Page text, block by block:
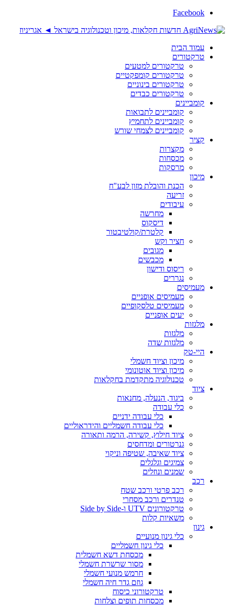
Facebook
עמוד הבית
טרקטורים
טרקטורים למטעים
טרקטורים קומפקטיים
טרקטורים בינוניים
טרקטורים כבדים
קומביינים
קומביינים לתבואות
קומביינים לתחמיץ
קומביינים לצמחי שורש
קציר
מקצרות
מכסחות
מרסקות
מיכון
הכנת והובלת מזון לבע"ח
זריעה
עיבודים
מחרשה
דיסקוס
קלטרת/קולטיבטור
חציר וקש
מגובים
מכבשים
ריסוס ודישון
נגררים
מעמיסים
מעמיסים אופניים
מעמיסים טלסקופיים
יעים אופניים
מלגזות
מלגזות
מלגזות שדה
היי-טק
מיכון וציוד חשמלי
מיכון וציוד אוטונומי
טכנולוגיה מתקדמת בחקלאות
ציוד
ביגוד, הנעלה, מחנאות
כלי עבודה
כלי עבודה ידניים
כלי עבודה חשמליים והידראוליים
ציוד חילוץ, קשירה, הרמה ותאורה
גנרטורים ומדחסים
ציוד שאיבה, שטיפה וניקוי
צמיגים וגלגלים
שמנים ונוזלים
רכב
רכב פרטי ורכב שטח
טנדרים ורכב מסחרי
טרקטורונים UTV ו-Side by Side
משאיות קלות
גינון
כלי גינון מנועיים
כלי גינון חשמליים
מכסחת דשא חשמלית
מסור שרשרת חשמלי
חרמש מנועי חשמלי
גוזם גדר חיה חשמלי
טרקטורוני כיסוח
מכסחות תופים וצלחות